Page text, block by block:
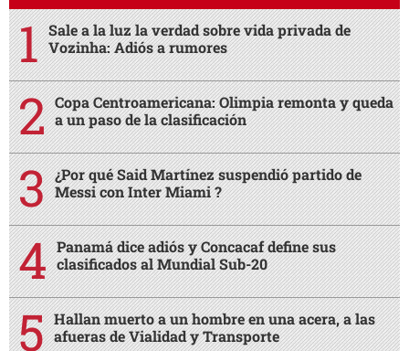
Sale a la luz la verdad sobre vida privada de
Vozinha: Adiós a rumores
Copa Centroamericana: Olimpia remonta y queda
a un paso de la clasificación
¿Por qué Said Martínez suspendió partido de
Messi con Inter Miami ?
Panamá dice adiós y Concacaf define sus
clasificados al Mundial Sub-20
Hallan muerto a un hombre en una acera, a las
afueras de Vialidad y Transporte